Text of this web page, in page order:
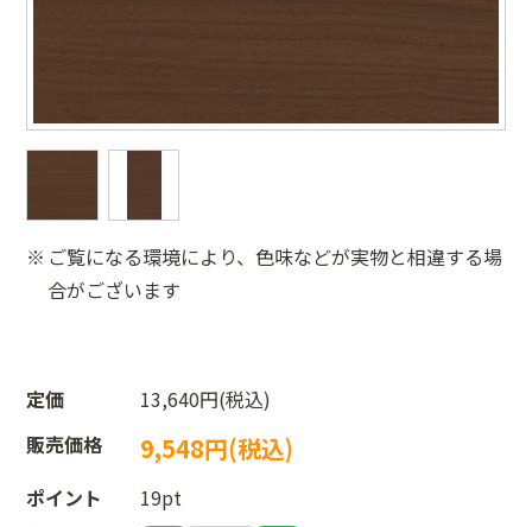
ご覧になる環境により、色味などが実物と相違する場
合がございます
定価
13,640円(税込)
販売価格
9,548円(税込)
ポイント
19pt